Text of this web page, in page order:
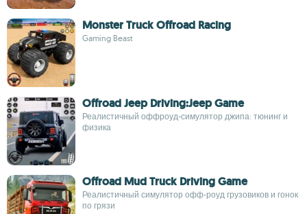
Monster Truck Offroad Racing
Gaming Beast
Offroad Jeep Driving:Jeep Game
Реалистичный оффроуд-симулятор джипа: тюнинг и
физика
Offroad Mud Truck Driving Game
Реалистичный симулятор офф‑роуд грузовиков и гонок
по грязи